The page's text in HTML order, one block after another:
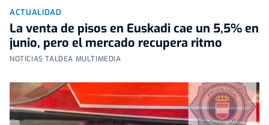
ACTUALIDAD
La venta de pisos en Euskadi cae un 5,5% en
junio, pero el mercado recupera ritmo
NOTICIAS TALDEA MULTIMEDIA